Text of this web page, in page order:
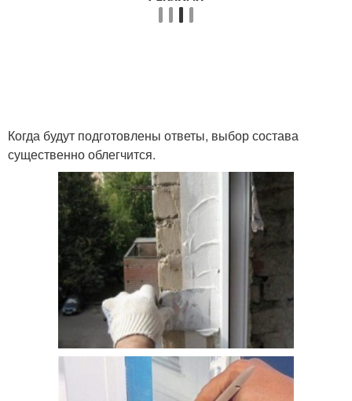
Когда будут подготовлены ответы, выбор состава
существенно облегчится.